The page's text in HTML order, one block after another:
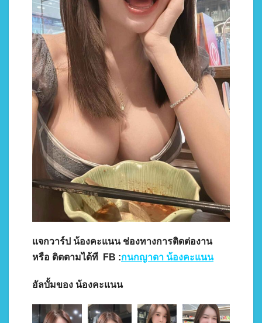
แจกวาร์ป น้องคะแนน ช่องทางการติดต่องาน
หรือ ติตตามได้ที FB :กนกญาดา น้องคะแนน
อัลบั้มของ น้องคะแนน